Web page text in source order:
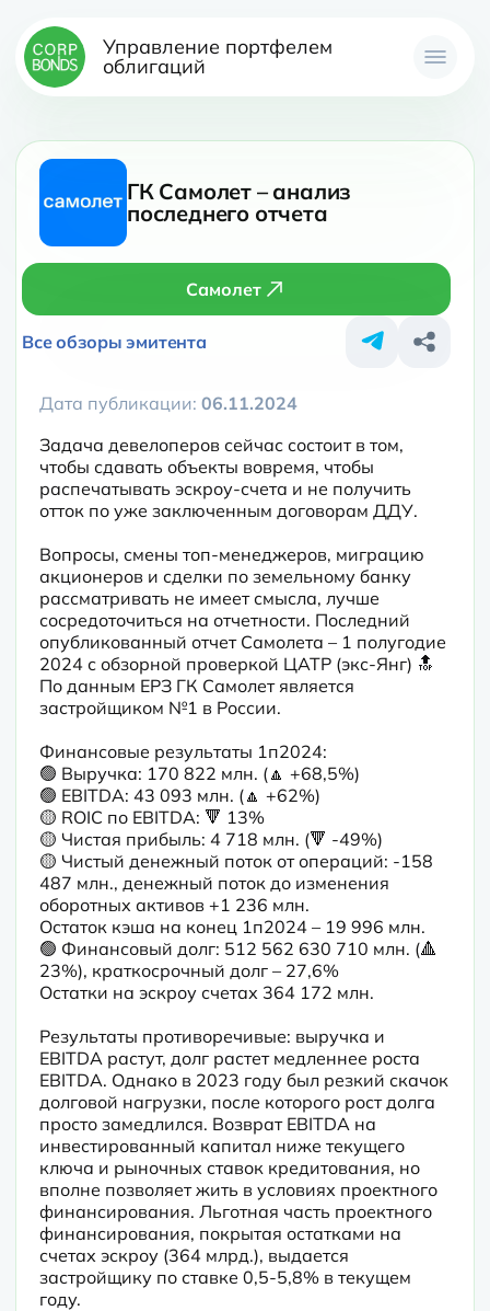
Управление портфелем
облигаций
ГК Самолет – анализ
последнего отчета
Самолет
Все обзоры эмитента
Дата публикации: 06.11.2024
Задача девелоперов сейчас состоит в том,
чтобы сдавать объекты вовремя, чтобы
распечатывать эскроу-счета и не получить
отток по уже заключенным договорам ДДУ.
Вопросы, смены топ-менеджеров, миграцию
акционеров и сделки по земельному банку
рассматривать не имеет смысла, лучше
сосредоточиться на отчетности. Последний
опубликованный отчет Самолета – 1 полугодие
2024 с обзорной проверкой ЦАТР (экс-Янг) 🔝
По данным ЕРЗ ГК Самолет является
застройщиком №1 в России.
Финансовые результаты 1п2024:
🟢 Выручка: 170 822 млн. (🔼 +68,5%)
🟢 EBITDA: 43 093 млн. (🔼 +62%)
🟡 ROIC по EBITDA: 🔻 13%
🟡 Чистая прибыль: 4 718 млн. (🔻 -49%)
🟡 Чистый денежный поток от операций: -158
487 млн., денежный поток до изменения
оборотных активов +1 236 млн.
Остаток кэша на конец 1п2024 – 19 996 млн.
🟢 Финансовый долг: 512 562 630 710 млн. (🔺
23%), краткосрочный долг – 27,6%
Остатки на эскроу счетах 364 172 млн.
Результаты противоречивые: выручка и
EBITDA растут, долг растет медленнее роста
EBITDA. Однако в 2023 году был резкий скачок
долговой нагрузки, после которого рост долга
просто замедлился. Возврат EBITDA на
инвестированный капитал ниже текущего
ключа и рыночных ставок кредитования, но
вполне позволяет жить в условиях проектного
финансирования. Льготная часть проектного
финансирования, покрытая остатками на
счетах эскроу (364 млрд.), выдается
застройщику по ставке 0,5-5,8% в текущем
году.